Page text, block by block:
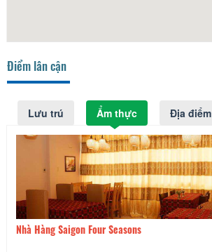
Điểm lân cận
Lưu trú Ẩm thực Địa điểm
Nhà Hàng Saigon Four Seasons